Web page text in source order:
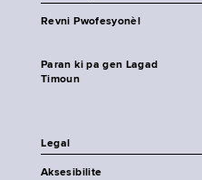
Revni Pwofesyonèl
Paran ki pa gen Lagad
Timoun
Legal
Aksesibilite